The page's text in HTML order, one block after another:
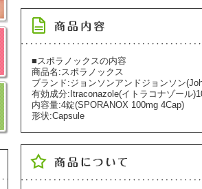
■スポラノックスの内容
商品名:スポラノックス
ブランド:ジョンソンアンドジョンソン
有効成分:Itraconazole(イトラコナゾール
内容量:4錠(SPORANOX 100mg 4Cap)
形状:Capsule